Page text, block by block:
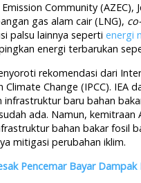
Community
gas alam cair (LNG),
palsu lainnya seperti energi
energi terbarukan
rekomendasi dari
Change (IPCC). IEA
baru bahan
ada. Namun, kemitraan
bahan bakar fosil
mitigasi perubahan iklim.
Pencemar Bayar